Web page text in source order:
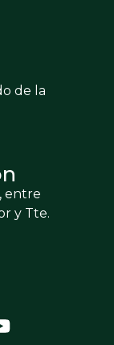
de la
entre
y Tte.